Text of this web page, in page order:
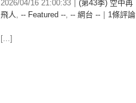
2026/04/16 21:00:33
(第43季) 空中再
飛人, -- Featured --, -- 網台 -- 1條評論
[...]